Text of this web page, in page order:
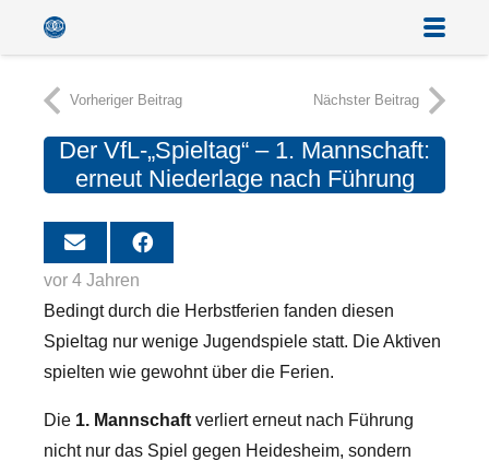
Vorheriger Beitrag Nächster Beitrag
Der VfL-„Spieltag“ – 1. Mannschaft:
erneut Niederlage nach Führung
vor 4 Jahren
Bedingt durch die Herbstferien fanden diesen
Spieltag nur wenige Jugendspiele statt. Die Aktiven
spielten wie gewohnt über die Ferien.
Die 1. Mannschaft verliert erneut nach Führung
nicht nur das Spiel gegen Heidesheim, sondern